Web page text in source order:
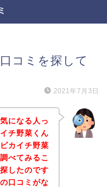
コミを探して
2021年7月3日
になる人っ
チ野菜くん
カイチ野菜
べてみるこ
したのです
口コミがな